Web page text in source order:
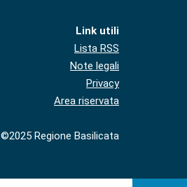
Link utili
Lista RSS
Note legali
Privacy
Area riservata
©2025 Regione Basilicata